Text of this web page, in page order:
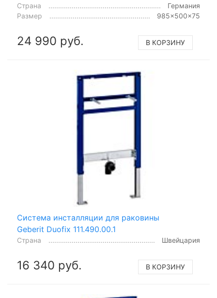
Страна
Германия
Размер
985x500x75
24 990 руб. В КОРЗИНУ
Система инсталляции для раковины
Geberit Duofix 111.490.00.1
Страна Швейцария
16 340 руб. В КОРЗИНУ